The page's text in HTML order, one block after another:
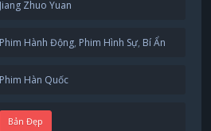
Jiang Zhuo Yuan
Phim Hành Động, Phim Hình Sự, Bí Ẩn
Phim Hàn Quốc
Bản Đẹp